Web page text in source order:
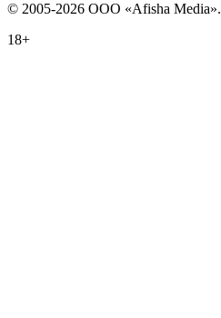
© 2005-2026 ООО «Afisha Media».
18+